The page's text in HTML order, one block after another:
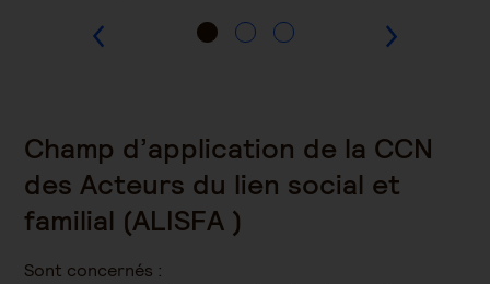
Champ d’application de la CCN
des Acteurs du lien social et
familial (ALISFA )
Sont concernés :